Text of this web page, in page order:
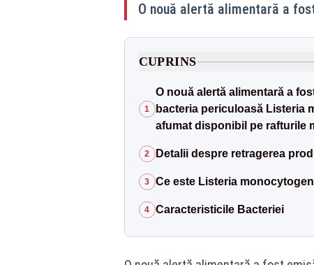
O nouă alertă alimentară a
CUPRINS
1
O nouă alertă alimentară a
bacteria periculoasă Listeria
afumat disponibil pe rafturile
2 Detalii despre retragerea
3 Ce este Listeria
4 Caracteristicile Bacteriei